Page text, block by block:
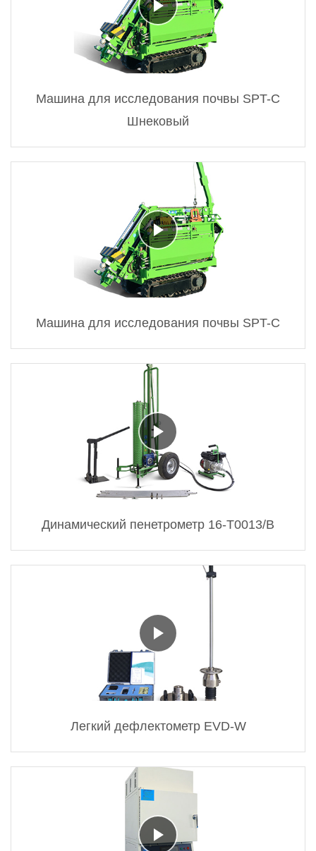
Машина для исследования почвы SPT-C
Шнековый
Машина для исследования почвы SPT-C
Динамический пенетрометр 16-T0013/B
Легкий дефлектометр EVD-W